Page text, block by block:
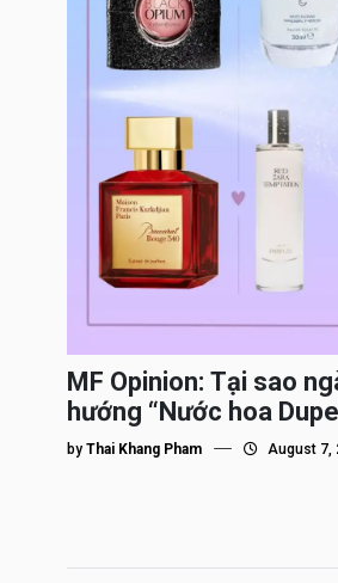
MF Opinion: Tại sao
hướng “Nước hoa
by Thai Khang Pham August 7,